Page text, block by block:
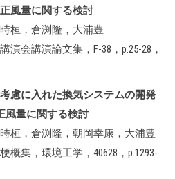
風量に関する検討
桓，倉渕隆，大浦豊
会講演論文集，F-38，p.25-28，
慮に入れた換気システムの開発
風量に関する検討
桓，倉渕隆，朝岡幸康，大浦豊
概集，環境工学，40628，p.1293-